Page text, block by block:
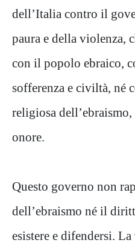
dell’Italia contro il
paura e della violenza,
con il popolo ebraico,
sofferenza e civiltà, né
religiosa
onore.
Questo governo non
dell’ebraismo né il
esistere e difendersi.